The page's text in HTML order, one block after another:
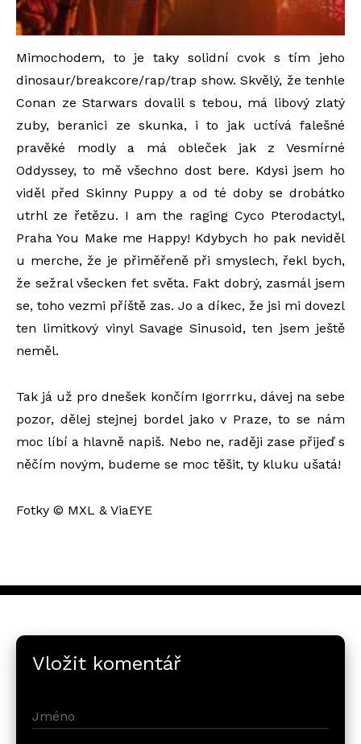
Mimochodem, to je taky solidní cvok s tím jeho
dinosaur/breakcore/rap/trap show. Skvělý, že tenhle
Conan ze Starwars dovalil s tebou, má libový zlatý
zuby, beranici ze skunka, i to jak uctívá falešné
pravěké modly a má obleček jak z Vesmírné
Oddyssey, to mě všechno dost bere. Kdysi jsem ho
viděl před Skinny Puppy a od té doby se drobátko
utrhl ze řetězu. I am the raging Cyco Pterodactyl,
Praha You Make me Happy! Kdybych ho pak neviděl
u merche, že je přiměřeně při smyslech, řekl bych,
že sežral všecken fet světa. Fakt dobrý, zasmál jsem
se, toho vezmi příště zas. Jo a díkec, že jsi mi dovezl
ten limitkový vinyl Savage Sinusoid, ten jsem ještě
neměl.
Tak já už pro dnešek končím Igorrrku, dávej na sebe
pozor, dělej stejnej bordel jako v Praze, to se nám
moc líbí a hlavně napiš. Nebo ne, raději zase přijeď s
něčím novým, budeme se moc těšit, ty kluku ušatá!
Fotky © MXL & ViaEYE
Vložit komentář